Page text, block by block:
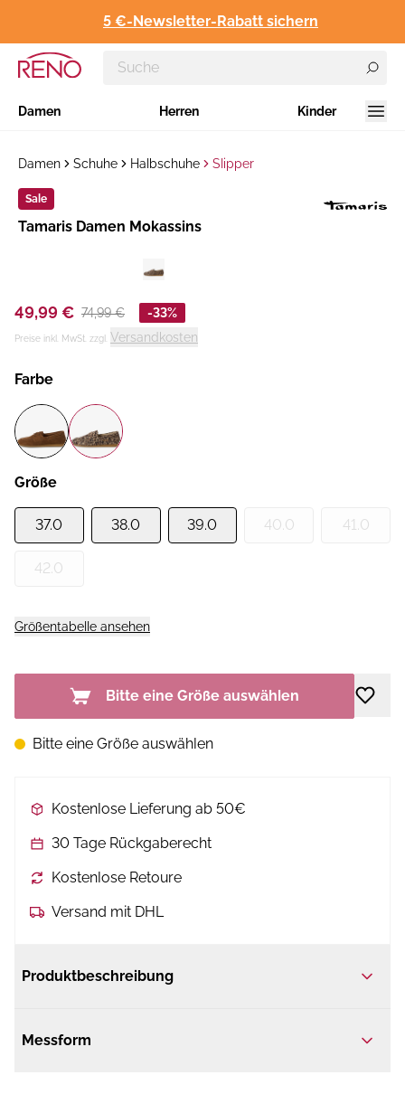
5 €-Newsletter-Rabatt sichern
Damen Herren Kinder
Damen Schuhe Halbschuhe Slipper
Sale
Hersteller
Tamaris Damen Mokassins
49,99 € 74,99 € -33%
Preise inkl. MwSt. zzgl. Versandkosten
Farbe
Größe
37.0 38.0 39.0 40.0 41.0
42.0
Größentabelle ansehen
Bitte eine Größe auswählen
Bitte eine Größe auswählen
Kostenlose Lieferung ab 50€
30 Tage Rückgaberecht
Kostenlose Retoure
Versand mit DHL
Produktbeschreibung
Messform